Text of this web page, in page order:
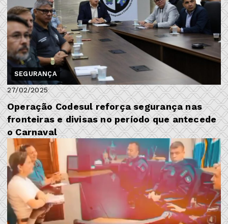
SEGURANÇA
27/02/2025
Operação Codesul reforça segurança nas
fronteiras e divisas no período que antecede
o Carnaval